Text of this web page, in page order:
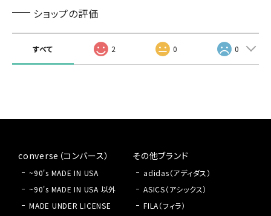
converse（コンバース）
~90's MADE IN USA
~90's MADE IN USA 以外
MADE UNDER LICENSE
その他ブランド
adidas（アディダス）
ASICS（アシックス）
FILA（フィラ）
ショップの評価
すべて 2 0 0